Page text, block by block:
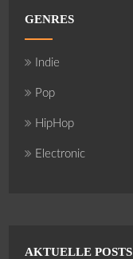
GENRES
Indie
Pop
HipHop
Electronic
AKTUELLE POSTS